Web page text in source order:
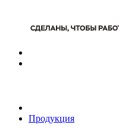
Продукция